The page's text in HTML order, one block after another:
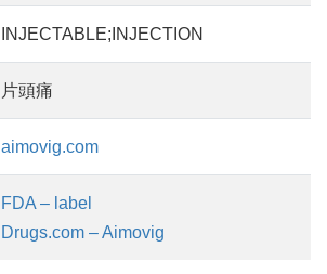
INJECTABLE;INJECTION
片頭痛
aimovig.com
FDA – label
Drugs.com – Aimovig